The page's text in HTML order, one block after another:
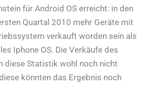
für Android OS erreicht: in den
Quartal 2010 mehr Geräte mit
verkauft worden sein als
Iphone OS. Die Verkäufe des
diese Statistik wohl noch nicht
könnten das Ergebnis noch